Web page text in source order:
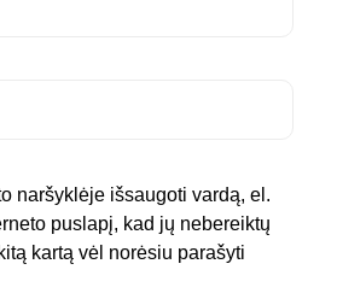
naršyklėje išsaugoti vardą, el.
puslapį, kad jų nebereiktų
kartą vėl norėsiu parašyti